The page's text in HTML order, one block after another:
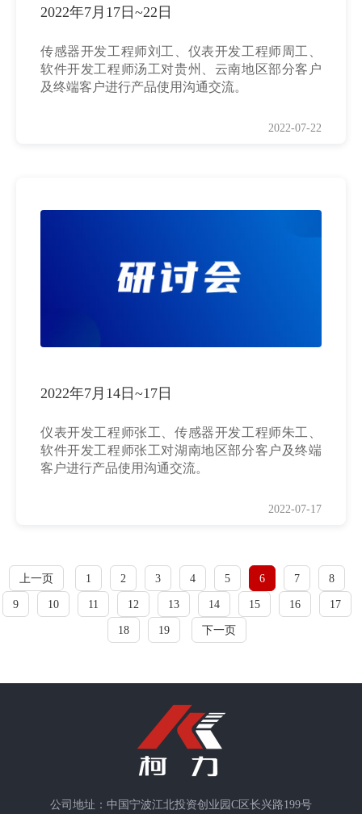
2022年7月17日~22日
传感器开发工程师刘工、仪表开发工程师周工、
软件开发工程师汤工对贵州、云南地区部分客户
及终端客户进行产品使用沟通交流。
2022-07-22
2022年7月14日~17日
仪表开发工程师张工、传感器开发工程师朱工、
软件开发工程师张工对湖南地区部分客户及终端
客户进行产品使用沟通交流。
2022-07-17
上一页 1 2 3 4 5 6 7 8
9 10 11 12 13 14 15 16 17
18 19 下一页
公司地址：中国宁波江北投资创业园C区长兴路199号